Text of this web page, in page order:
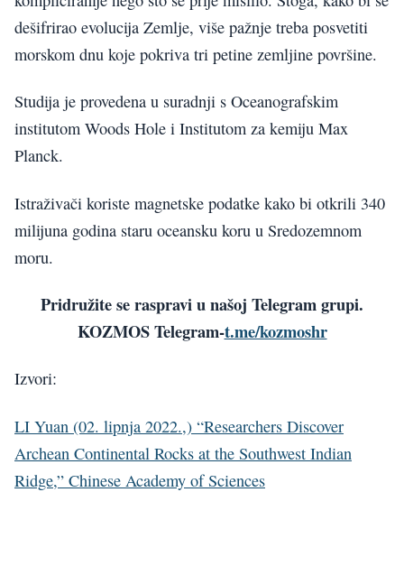
dešifrirao evolucija Zemlje, više pažnje treba posvetiti
morskom dnu koje pokriva tri petine zemljine površine.
Studija je provedena u suradnji s Oceanografskim
institutom Woods Hole i Institutom za kemiju Max
Planck.
Istraživači koriste magnetske podatke kako bi otkrili 340
milijuna godina staru oceansku koru u Sredozemnom
moru.
Pridružite se raspravi u našoj Telegram grupi.
KOZMOS Telegram-t.me/kozmoshr
Izvori:
LI Yuan (02. lipnja 2022.,) “Researchers Discover
Archean Continental Rocks at the Southwest Indian
Ridge,” Chinese Academy of Sciences